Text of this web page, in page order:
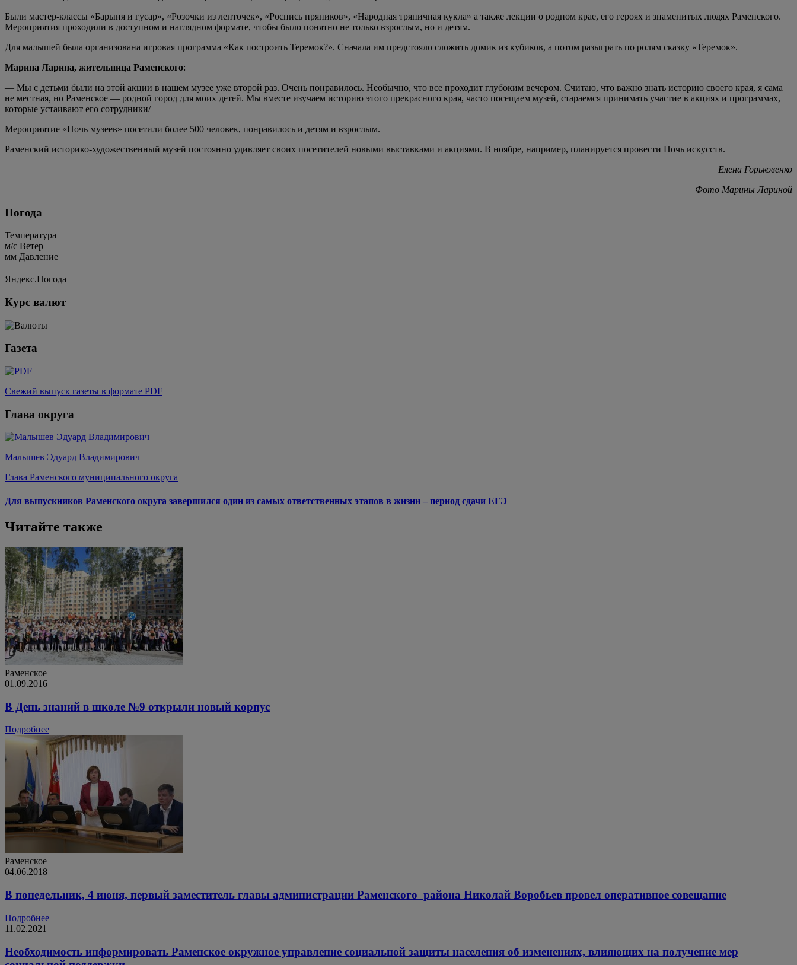
Были мастер-классы «Барыня и гусар», «Розочки из ленточек», «Роспись пряников», «Народная тряпичная кукла» а также лекции о родном крае, его героях и знаменитых людях Раменского.
Мероприятия проходили в доступном и наглядном формате, чтобы было понятно не только взрослым, но и детям.
Для малышей была организована игровая программа «Как построить Теремок?». Сначала им предстояло сложить домик из кубиков, а потом разыграть по ролям сказку «Теремок».
Марина Ларина, жительница Раменского:
— Мы с детьми были на этой акции в нашем музее уже второй раз. Очень понравилось. Необычно, что все проходит глубоким вечером. Считаю, что важно знать историю своего края, я сама
не местная, но Раменское — родной город для моих детей. Мы вместе изучаем историю этого прекрасного края, часто посещаем музей, стараемся принимать участие в акциях и программах,
которые устаивают его сотрудники/
Мероприятие «Ночь музеев» посетили более 500 человек, понравилось и детям и взрослым.
Раменский историко-художественный музей постоянно удивляет своих посетителей новыми выставками и акциями. В ноябре, например, планируется провести Ночь искусств.
Елена Горьковенко
Фото Марины Лариной
Погода
Температура
м/c Ветер
мм Давление
Яндекс.Погода
Курс валют
Газета
Свежий выпуск газеты в формате PDF
Глава округа
Малышев Эдуард Владимирович
Глава Раменского муниципального округа
Для выпускников Раменского округа завершился один из самых ответственных этапов в жизни – период сдачи ЕГЭ
Читайте также
Раменское
01.09.2016
В День знаний в школе №9 открыли новый корпус
Подробнее
Раменское
04.06.2018
В понедельник, 4 июня, первый заместитель главы администрации Раменского района Николай Воробьев провел оперативное совещание
Подробнее
11.02.2021
Необходимость информировать Раменское окружное управление социальной защиты населения об изменениях, влияющих на получение мер